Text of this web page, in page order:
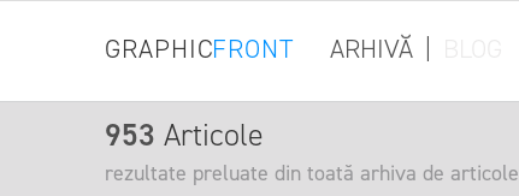
GRAPHICFRONT ARHIVĂ
953 Articole
rezultate preluate din toată arhiva de articole